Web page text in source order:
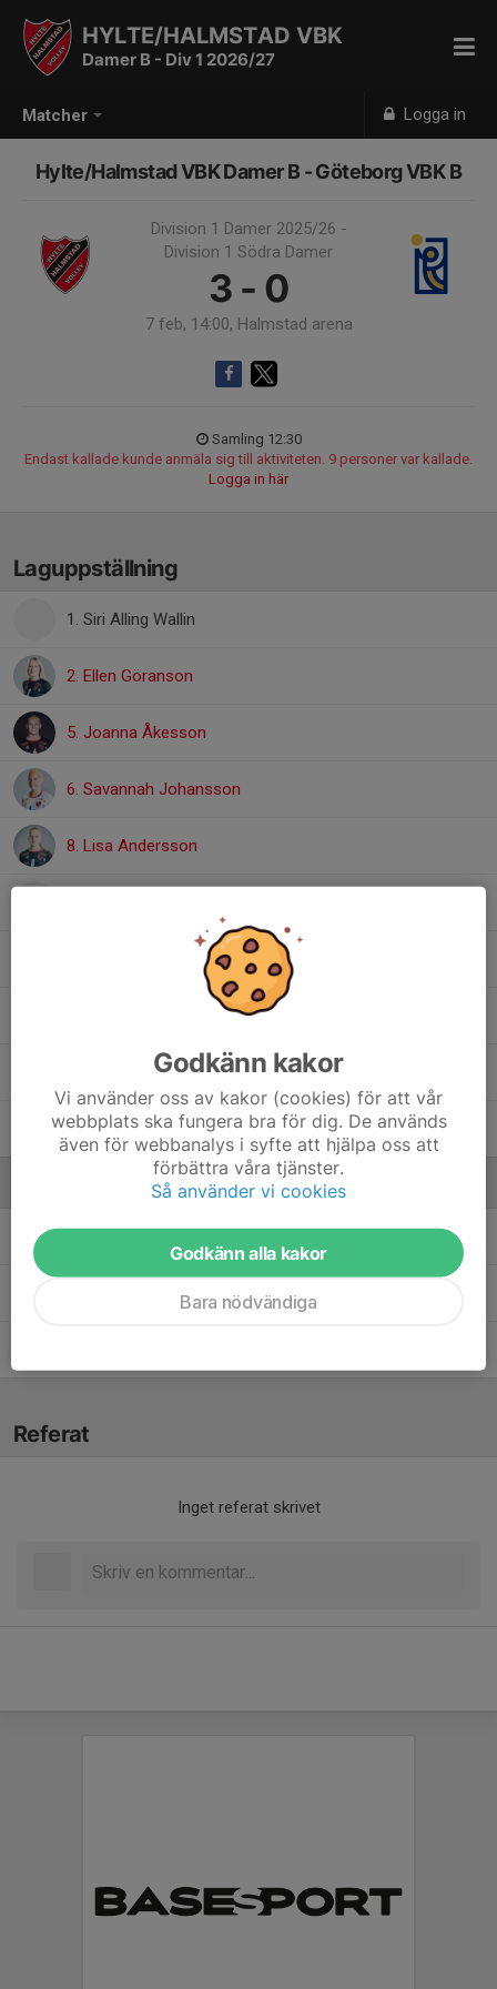
Matcher Logga in
HYLTE/HALMSTAD VBK
Damer B - Div 1 2026/27
Hylte/Halmstad VBK Damer B - Göteborg VBK B
Division 1 Damer 2025/26 -
Division 1 Södra Damer
3 - 0
7 feb, 14:00, Halmstad arena
Samling 12:30
Endast kallade kunde anmäla sig till aktiviteten. 9 personer var kallade.
Logga in här
Laguppställning
1. Siri Alling Wallin
2. Ellen Göranson
5. Joanna Åkesson
6. Savannah Johansson
8. Lisa Andersson
17. Emma Lindberg
18. Marie-Sophie Wolf
Evelina ErikssonAss. tränare
Referat
Inget referat skrivet
Godkänn kakor
Vi använder oss av kakor (cookies) för att vår
webbplats ska fungera bra för dig. De används
även för webbanalys i syfte att hjälpa oss att
förbättra våra tjänster.
Så använder vi cookies
Godkänn alla kakor
Bara nödvändiga